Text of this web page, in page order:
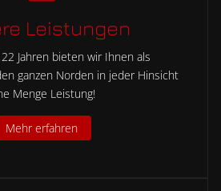
Leistungen
Jahren bieten wir Ihnen als
ganzen Norden in jeder Hinsicht
Menge Leistung!
Mehr erfahren